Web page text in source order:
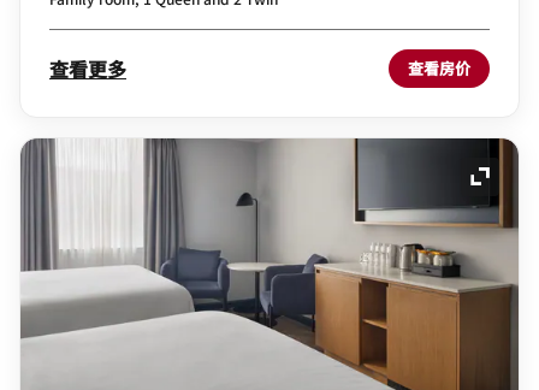
查看更多 查看房价
展开